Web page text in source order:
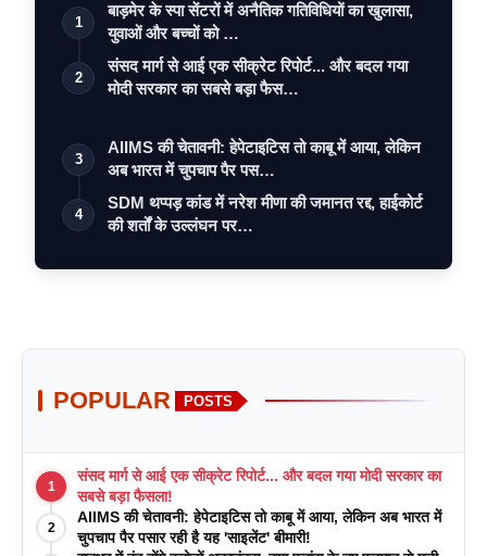
1
बाड़मेर के स्पा सेंटरों में अनैतिक गतिविधियों का खुलासा,
युवाओं और बच्चों को …
2
संसद मार्ग से आई एक सीक्रेट रिपोर्ट... और बदल गया
मोदी सरकार का सबसे बड़ा फैस…
3
AIIMS की चेतावनी: हेपेटाइटिस तो काबू में आया, लेकिन
अब भारत में चुपचाप पैर पस…
4
SDM थप्पड़ कांड में नरेश मीणा की जमानत रद्द, हाईकोर्ट
की शर्तों के उल्लंघन पर…
POPULAR POSTS
1
संसद मार्ग से आई एक सीक्रेट रिपोर्ट... और बदल गया मोदी सरकार का
सबसे बड़ा फैसला!
2
AIIMS की चेतावनी: हेपेटाइटिस तो काबू में आया, लेकिन अब भारत में
चुपचाप पैर पसार रही है यह 'साइलेंट' बीमारी!